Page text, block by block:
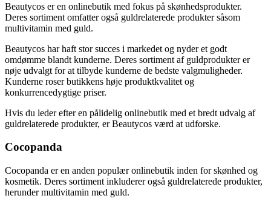
Beautycos er en onlinebutik med fokus på skønhedsprodukter.
Deres sortiment omfatter også guldrelaterede produkter såsom
multivitamin med guld.
Beautycos har haft stor succes i markedet og nyder et godt
omdømme blandt kunderne. Deres sortiment af guldprodukter er
nøje udvalgt for at tilbyde kunderne de bedste valgmuligheder.
Kunderne roser butikkens høje produktkvalitet og
konkurrencedygtige priser.
Hvis du leder efter en pålidelig onlinebutik med et bredt udvalg af
guldrelaterede produkter, er Beautycos værd at udforske.
Cocopanda
Cocopanda er en anden populær onlinebutik inden for skønhed og
kosmetik. Deres sortiment inkluderer også guldrelaterede produkter,
herunder multivitamin med guld.